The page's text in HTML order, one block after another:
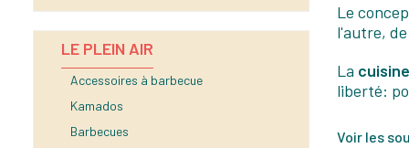
LE PLEIN AIR
Accessoires à barbecue
Kamados
Barbecues
Le
l'autre,
La
liberté:
Voir les